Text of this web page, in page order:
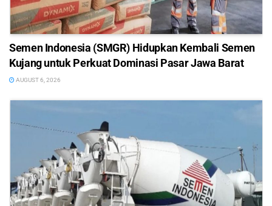
Semen Indonesia (SMGR) Hidupkan Kembali Semen
Kujang untuk Perkuat Dominasi Pasar Jawa Barat
AUGUST 6, 2026